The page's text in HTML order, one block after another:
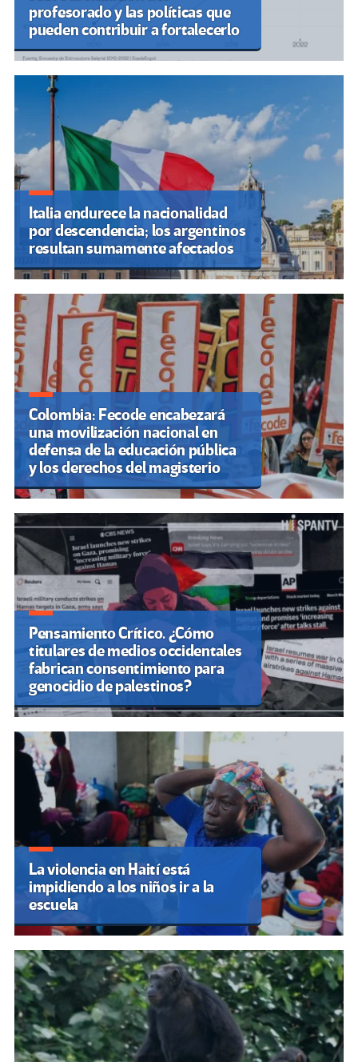
profesorado y las políticas que
pueden contribuir a fortalecerlo
Italia endurece la nacionalidad
por descendencia; los argentinos
resultan sumamente afectados
Colombia: Fecode encabezará
una movilización nacional en
defensa de la educación pública
y los derechos del magisterio
Pensamiento Crítico. ¿Cómo
titulares de medios occidentales
fabrican consentimiento para
genocidio de palestinos?
La violencia en Haití está
impidiendo a los niños ir a la
escuela